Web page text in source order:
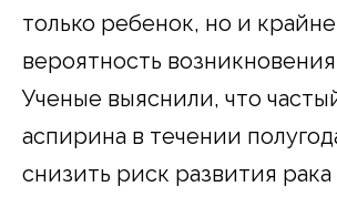
только ребенок, но и
вероятность
Ученые выяснили, что
аспирина в течении
снизить риск развития рака